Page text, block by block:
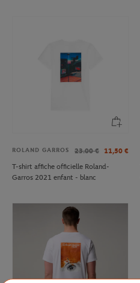
ROLAND GARROS 23.00 € 11,50 €
T-shirt affiche officielle Roland-
Garros 2021 enfant - blanc